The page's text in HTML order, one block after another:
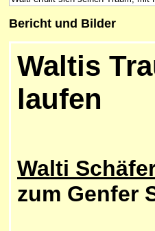
Bericht und Bilder
Waltis
laufen
Walti
zum Genfer